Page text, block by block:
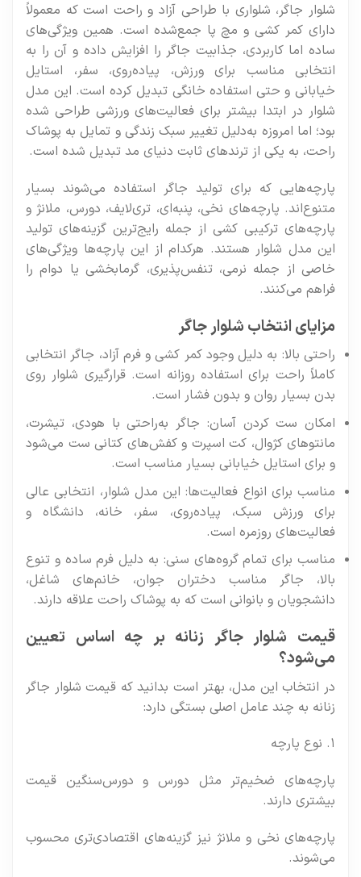
شلوار جاگر، شلواری با طراحی آزاد و راحت است که معمولاً
دارای کمر کشی و مچ پا جمع‌شده است. همین ویژگی‌های
ساده اما کاربردی، جذابیت جاگر را افزایش داده و آن را به
انتخابی مناسب برای ورزش، پیاده‌روی، سفر، استایل
خیابانی و حتی استفاده خانگی تبدیل کرده است. این مدل
شلوار در ابتدا بیشتر برای فعالیت‌های ورزشی طراحی شده
بود؛ اما امروزه به‌دلیل تغییر سبک زندگی و تمایل به پوشاک
راحت، به یکی از ترندهای ثابت دنیای مد تبدیل شده است.
پارچه‌هایی که برای تولید جاگر استفاده می‌شوند بسیار
متنوع‌اند. پارچه‌های نخی، پنبه‌ای، تری‌لایف، دورس، ملانژ و
پارچه‌های ترکیبی کشی از جمله رایج‌ترین گزینه‌های تولید
این مدل شلوار هستند. هرکدام از این پارچه‌ها ویژگی‌های
خاصی از جمله نرمی، تنفس‌پذیری، گرمابخشی یا دوام را
فراهم می‌کنند.
مزایای انتخاب شلوار جاگر
راحتی بالا: به دلیل وجود کمر کشی و فرم آزاد، جاگر انتخابی
کاملاً راحت برای استفاده روزانه است. قرارگیری شلوار روی
بدن بسیار روان و بدون فشار است.
امکان ست کردن آسان: جاگر به‌راحتی با هودی، تیشرت،
مانتوهای کژوال، کت اسپرت و کفش‌های کتانی ست می‌شود
و برای استایل خیابانی بسیار مناسب است.
مناسب برای انواع فعالیت‌ها: این مدل شلوار، انتخابی عالی
برای ورزش سبک، پیاده‌روی، سفر، خانه، دانشگاه و
فعالیت‌های روزمره است.
مناسب برای تمام گروه‌های سنی: به دلیل فرم ساده و تنوع
بالا، جاگر مناسب دختران جوان، خانم‌های شاغل،
دانشجویان و بانوانی است که به پوشاک راحت علاقه دارند.
قیمت شلوار جاگر زنانه بر چه اساس تعیین
می‌شود؟
در انتخاب این مدل، بهتر است بدانید که قیمت شلوار جاگر
زنانه به چند عامل اصلی بستگی دارد:
پارچه‌های ضخیم‌تر مثل دورس و دورس‌سنگین قیمت
بیشتری دارند.
پارچه‌های نخی و ملانژ نیز گزینه‌های اقتصادی‌تری محسوب
می‌شوند.